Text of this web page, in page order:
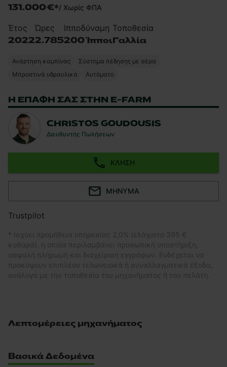
131.000 €*/ Χωρίς ΦΠΑ
Έτος
2022
Ώρες
2.785
Ιπποδύναμη
200 Ίπποι
Τοποθεσία
Γαλλία
Ανάρτηση καμπίνας
Σύστημα πέδησης με αέρα
Μπροστινά υδραυλικά
Αυτόματο
Η ΕΠΑΦΉ ΣΑΣ ΣΤΗΝ E-FARM
CHRISTOS GOUDOUSIS
Διευθυντής Πωλήσεων
ΚΛΉΣΗ
ΜΉΝΥΜΑ
Trustpilot
* Ισχύει προμήθεια υπηρεσίας 2,0% (ελάχιστο 395 €
καθαρά), η οποία περιλαμβάνει προσωπική υποστήριξη,
ασφαλή πληρωμή και διαχείριση εγγράφων. Ενδέχεται να
προκύψουν επιπλέον τελωνειακά ή συναλλαγματικά έξοδα,
ανάλογα με την τοποθεσία του μηχανήματος ή του πελάτη.
Λεπτομέρειες μηχανήματος
Βασικά Δεδομένα